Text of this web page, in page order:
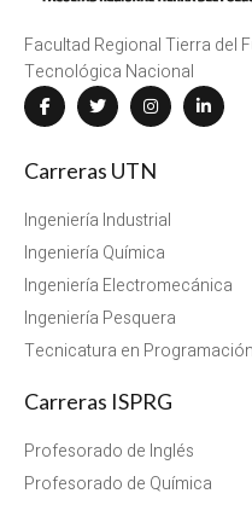
Facultad Regional Tierra del
Tecnológica Nacional
Carreras UTN
Ingeniería Industrial
Ingeniería Química
Ingeniería Electromecánica
Ingeniería Pesquera
Tecnicatura en Programación
Carreras ISPRG
Profesorado de Inglés
Profesorado de Química